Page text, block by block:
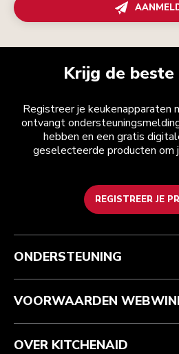
Krijg de
Registreer je keukenapparaten
ontvangt
hebben en een gratis
geselecteerde producten om
REGISTREER JE
Health check
Je bestelling volgen
Garantie en documenten
Veelgestelde vragen
Algemene voorwaarden
Retournering en terugbetaling
Imprint
ODR
Het merk
Zoek een winkel
ONDERSTEUNING
VOORWAARDEN
OVER KITCHENAID